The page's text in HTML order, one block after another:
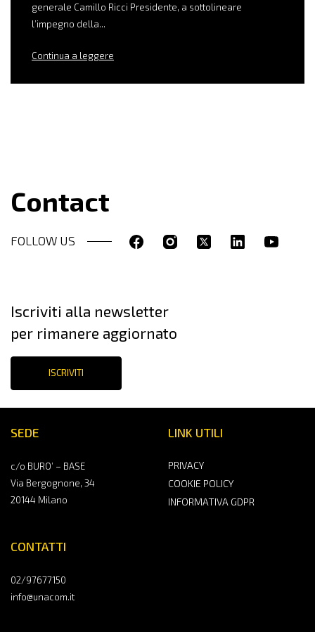
generale Camillo Ricci Presidente, a sottolineare
l’impegno della...
Continua a leggere
Contact
FOLLOW US
SEDE
c/o BURO’ – BASE
Via Bergognone, 34
20144 Milano
CONTATTI
02/97677150
info@unacom.it
LINK UTILI
PRIVACY
COOKIE POLICY
INFORMATIVA GDPR
Iscriviti alla newsletter
per rimanere aggiornato
ISCRIVITI